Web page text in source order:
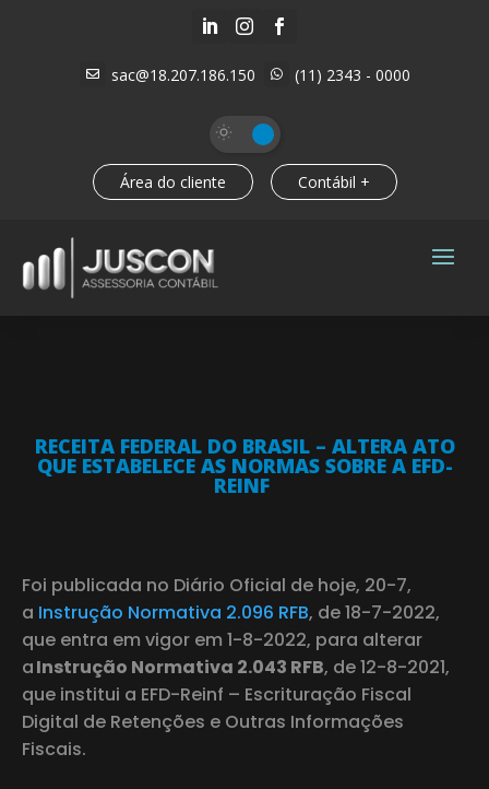
  
 sac@18.207.186.150  (11) 2343 - 0000
Área do cliente Contábil +
RECEITA FEDERAL DO BRASIL – ALTERA ATO
QUE ESTABELECE AS NORMAS SOBRE A EFD-
REINF
Foi publicada no Diário Oficial de hoje, 20-7,
a Instrução Normativa 2.096 RFB, de 18-7-2022,
que entra em vigor em 1-8-2022, para alterar
aInstrução Normativa 2.043 RFB, de 12-8-2021,
que institui a EFD-Reinf – Escrituração Fiscal
Digital de Retenções e Outras Informações
Fiscais.